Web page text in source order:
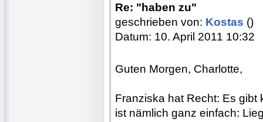
Re: "haben zu"
geschrieben von: Kostas ()
Datum: 10. April 2011 10:32
Guten Morgen, Charlotte,
Franziska hat Recht: Es
ist nämlich ganz einfach: